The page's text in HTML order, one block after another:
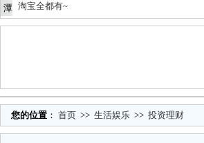
潭 淘宝全都有~
您的位置 ： 首页 >> 生活娱乐 >> 投资理财